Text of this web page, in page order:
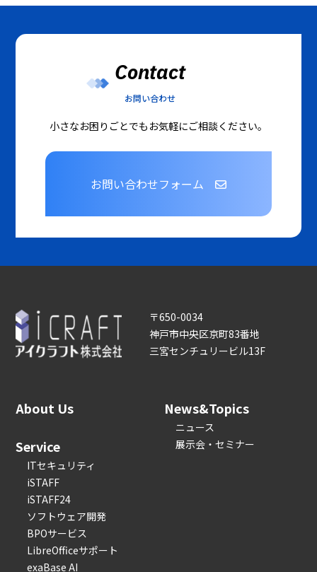
Contact
お問い合わせ
小さなお困りごとでもお気軽にご相談ください。
お問い合わせフォーム
〒650-0034
神戸市中央区京町83番地
三宮センチュリービル13F
About Us
Service
ITセキュリティ
iSTAFF
iSTAFF24
ソフトウェア開発
BPOサービス
LibreOfficeサポート
exaBase AI
News&Topics
ニュース
展示会・セミナー